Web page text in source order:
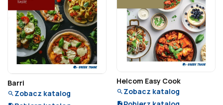
Barri
Zobacz katalog
Helcom Easy Cook
Zobacz katalog